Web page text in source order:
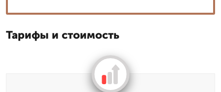
Тарифы и стоимость